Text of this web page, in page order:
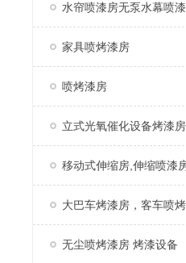
水帘喷漆房无泵水幕喷
家具喷烤漆房
喷烤漆房
立式光氧催化设备烤漆
移动式伸缩房,伸缩喷漆
大巴车烤漆房，客车喷
无尘喷烤漆房 烤漆设备